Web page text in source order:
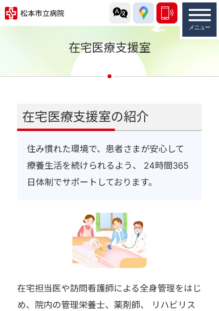
在宅医療支援室
在宅医療支援室の紹介
住み慣れた環境で、患者さまが安心して
療養生活を続けられるよう、 24時間365
日体制でサポートしております。
在宅担当医や訪問看護師による全身管理をはじ
め、院内の管理栄養士、薬剤師、 リハビリス